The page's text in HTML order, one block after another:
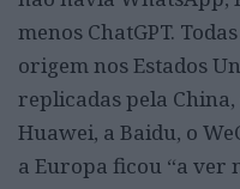
menos ChatGPT.
origem nos Estados
replicadas pela
Huawei, a Baidu, o
a Europa ficou “a ver